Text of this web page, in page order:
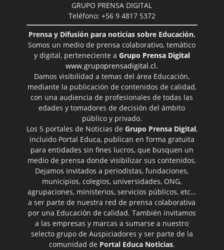
GRUPO PRENSA DIGITAL
Teléfono: +56 9 4817 5372
Prensa y Difusión para noticias sobre Educación.
Somos un medio de prensa colaborativo, temático
y digital, perteneciente a Grupo Prensa Digital
www.grupoprensadigital.cl.
Damos visibilidad a temas del área Educación,
mediante la publicación de contenidos de calidad,
con una audiencia de profesionales de todas las
edades y tomadores de decisión del ámbito
público y privado.
Los 5 portales de Noticias de Grupo Prensa Digital,
incluido Portal Educa, publican en forma gratuita
para entidades sin fines lucros, que busquen un
medio de prensa donde visibilizar sus contenidos.
Dejamos invitados a periodistas, fundaciones,
municipios, colegios, universidades, ONG,
agrupaciones, ministerios, servicios públicos, etc…
a ser parte de nuestra red de prensa colaborativa
por una Educación de calidad. También invitamos
a las empresas y marcas a sumarse a nuestro
selecto grupo de Auspiciadores y ser parte de la
comunidad de Portal Educa Noticias.